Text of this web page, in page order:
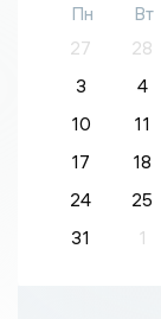
Пн Вт
27
28
3
4
10
11
17
18
24
25
31
1